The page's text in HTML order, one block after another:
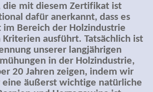
die mit diesem Zertifikat ist
dafür anerkannt, dass es
im Bereich der Holzindustrie
Kriterien ausführt. Tatsächlich ist
unserer langjährigen
in der Holzindustrie,
20 Jahren zeigen, indem wir
eine äußerst wichtige natürliche